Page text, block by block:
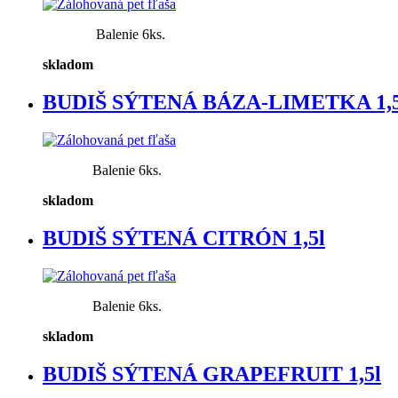
Balenie 6ks.
skladom
BUDIŠ SÝTENÁ BÁZA-LIMETKA
Balenie 6ks.
skladom
BUDIŠ SÝTENÁ CITRÓN 1,5l
Balenie 6ks.
skladom
BUDIŠ SÝTENÁ GRAPEFRUIT 1,5l